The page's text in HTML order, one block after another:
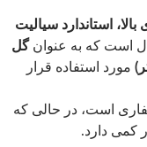
بالا، استاندارد سیالیت
گل
مورد استفاده قرار
است، در حالی که
کمی دارد.